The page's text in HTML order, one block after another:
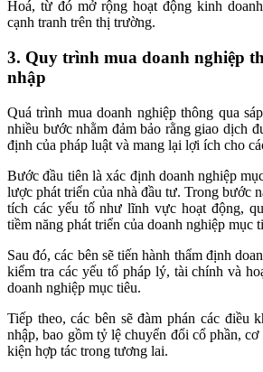
Hoá, từ đó mở rộng hoạt động kinh
cạnh tranh trên thị trường.
3. Quy trình mua doanh nghiệp
nhập
Quá trình mua doanh nghiệp thông qua
nhiều bước nhằm đảm bảo rằng giao dịch
định của pháp luật và mang lại lợi ích cho
Bước đầu tiên là xác định doanh nghiệp
lược phát triển của nhà đầu tư. Trong bước
tích các yếu tố như lĩnh vực hoạt động,
tiềm năng phát triển của doanh nghiệp mục
Sau đó, các bên sẽ tiến hành thẩm định
kiểm tra các yếu tố pháp lý, tài chính và
doanh nghiệp mục tiêu.
Tiếp theo, các bên sẽ đàm phán các điều
nhập, bao gồm tỷ lệ chuyển đổi cổ phần,
kiện hợp tác trong tương lai.